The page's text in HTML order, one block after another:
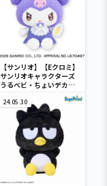
【サンリオ】【Eクロミ】
サンリオキャラクターズ
うるベビ・ちょいデカド
24.05.30